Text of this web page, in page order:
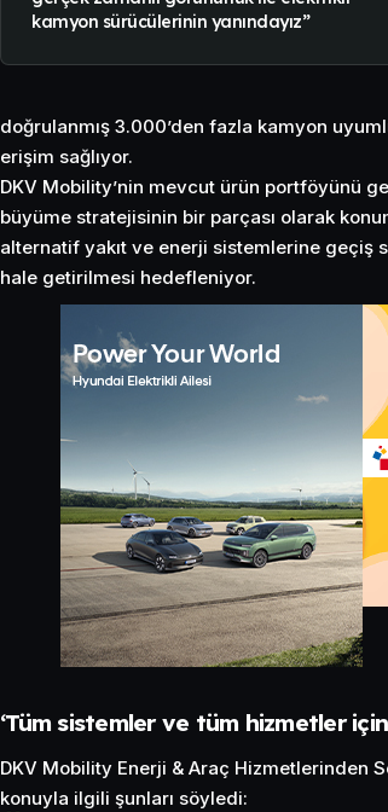
kamyon sürücülerinin yanındayız”
doğrulanmış 3.000’den fazla kamyon
erişim sağlıyor.
DKV Mobility’nin mevcut ürün portföyünü
büyüme stratejisinin bir parçası olarak
alternatif yakıt ve enerji sistemlerine geçiş
hale getirilmesi hedefleniyor.
‘Tüm sistemler ve tüm hizmetler
DKV Mobility Enerji & Araç Hizmetlerinden
konuyla ilgili şunları söyledi: